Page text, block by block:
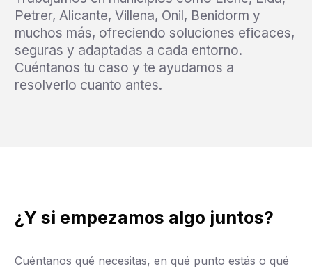
Petrer, Alicante, Villena, Onil, Benidorm y
muchos más, ofreciendo soluciones eficaces,
seguras y adaptadas a cada entorno.
Cuéntanos tu caso y te ayudamos a
resolverlo cuanto antes.
¿Y si empezamos algo juntos?
Cuéntanos qué necesitas, en qué punto estás o qué